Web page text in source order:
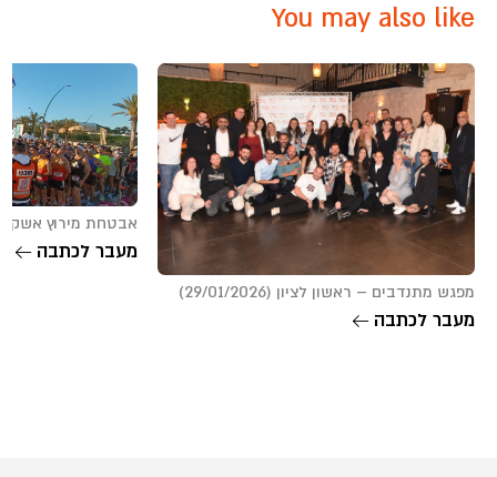
You may also like
מפגש מתנדבים – ראשון לציון (29/01/2026)
מעבר לכתבה
אבטחת מירוץ אשקלון 2026 (27/04/
מעבר לכתבה